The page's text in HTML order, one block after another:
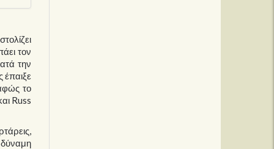
τον
την
έπαιξε
το
Russ
δύναμη